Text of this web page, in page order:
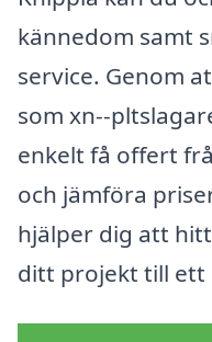
kännedom samt
service. Genom
som xn--
enkelt få offert
och jämföra
hjälper dig att
ditt projekt till